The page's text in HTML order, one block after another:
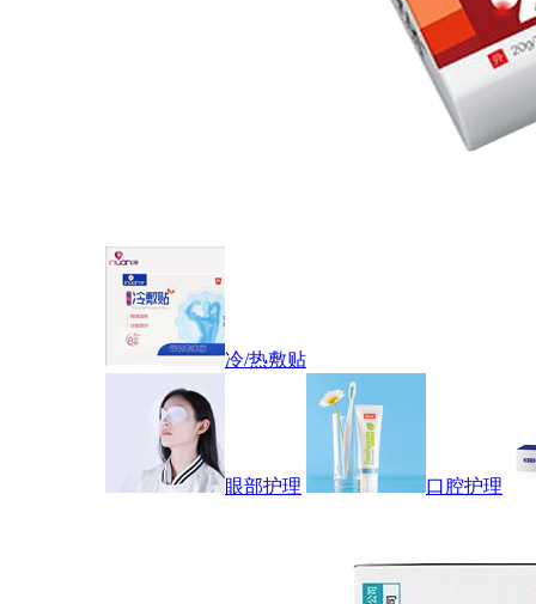
冷/热敷贴
眼部护理 口腔护理